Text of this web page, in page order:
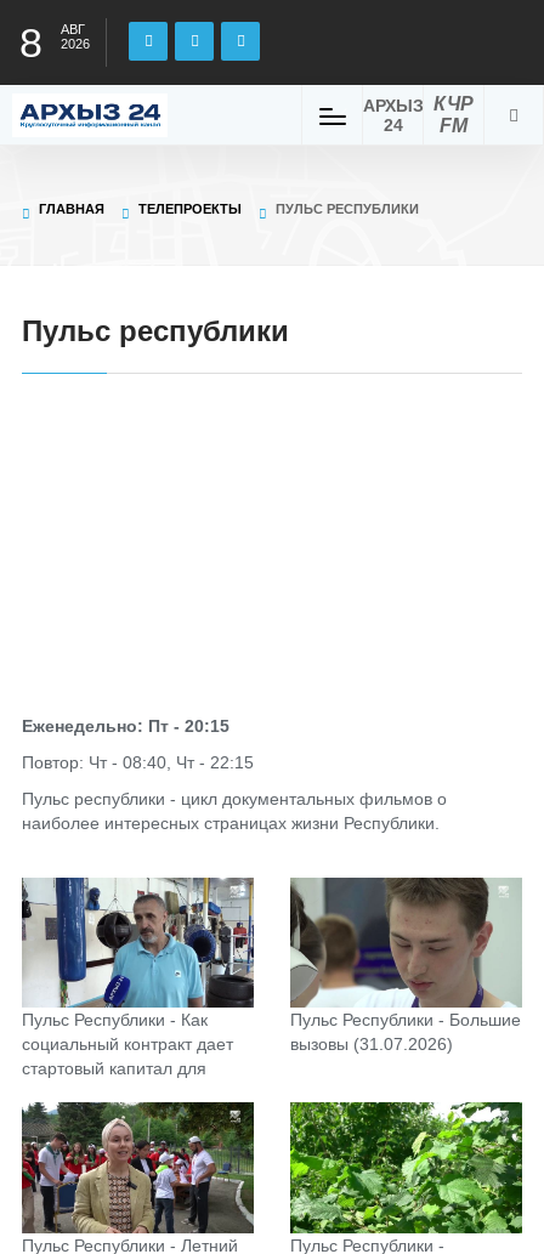
8
АВГ
2026
КЧР
FM
АРХЫЗ
24
ГЛАВНАЯ ТЕЛЕПРОЕКТЫ ПУЛЬС РЕСПУБЛИКИ
Пульс республики
Еженедельно: Пт - 20:15
Повтор: Чт - 08:40, Чт - 22:15
Пульс республики - цикл документальных фильмов о
наиболее интересных страницах жизни Республики.
Пульс Республики - Как
социальный контракт дает
стартовый капитал для
Пульс Республики - Большие
вызовы (31.07.2026)
Пульс Республики - Летний
Пульс Республики -